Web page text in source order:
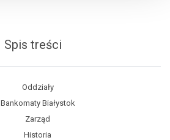
Spis treści
Oddziały
Bankomaty Białystok
Zarząd
Historia